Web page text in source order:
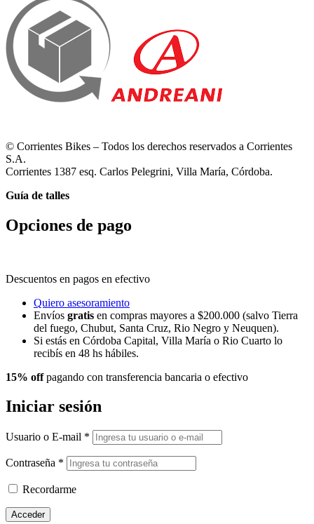
© Corrientes Bikes – Todos los derechos reservados a Corrientes
S.A.
Corrientes 1387 esq. Carlos Pelegrini, Villa María, Córdoba.
Guía de talles
Opciones de pago
Descuentos en pagos en efectivo
Quiero asesoramiento
Envíos gratis en compras mayores a $200.000 (salvo Tierra
del fuego, Chubut, Santa Cruz, Rio Negro y Neuquen).
Si estás en Córdoba Capital, Villa María o Rio Cuarto lo
recibís en 48 hs hábiles.
15% offpagando con transferencia bancaria o efectivo
Iniciar sesión
Usuario o E-mail *
Contraseña *
Recordarme